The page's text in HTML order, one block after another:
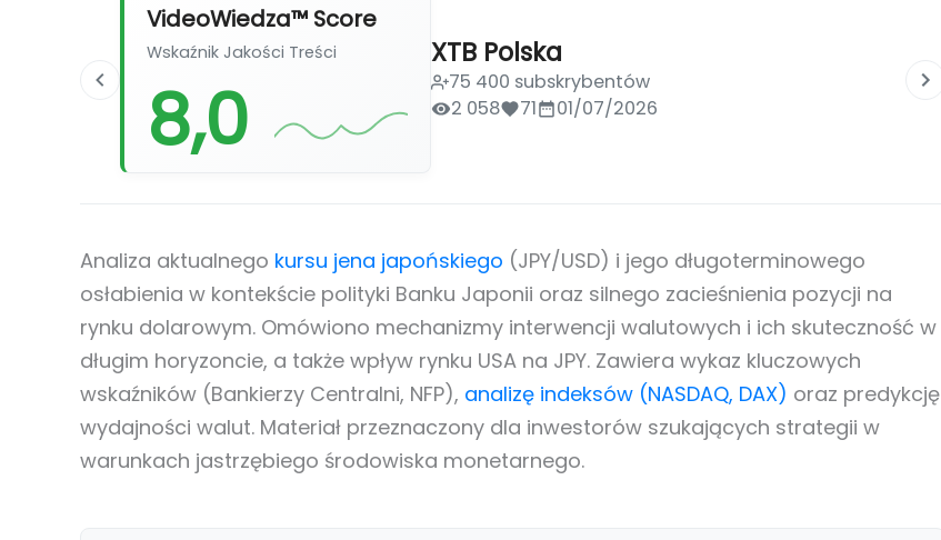
VideoWiedza™ Score
Wskaźnik Jakości Treści
8,0
XTB Polska
75 400 subskrybentów
2 058
71 01/07/2026
Analiza aktualnego kursu jena japońskiego (JPY/USD) i jego długoterminowego
osłabienia w kontekście polityki Banku Japonii oraz silnego zacieśnienia pozycji na
rynku dolarowym. Omówiono mechanizmy interwencji walutowych i ich skuteczność w
długim horyzoncie, a także wpływ rynku USA na JPY. Zawiera wykaz kluczowych
wskaźników (Bankierzy Centralni, NFP), analizę indeksów (NASDAQ, DAX) oraz predykcję
wydajności walut. Materiał przeznaczony dla inwestorów szukających strategii w
warunkach jastrzębiego środowiska monetarnego.